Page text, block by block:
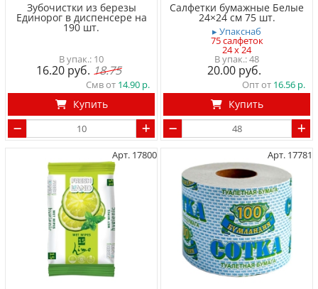
Зубочистки из березы
Единорог в диспенсере на
190 шт.
10
16.20 18.75
Смв от 14.90
Купить
Салфетки бумажные Белые
24×24 см 75 шт.
▸ Упакснаб
75 салфеток
24 x 24
48
20.00
Опт от 16.56
Купить
Арт. 17800 Арт. 17781